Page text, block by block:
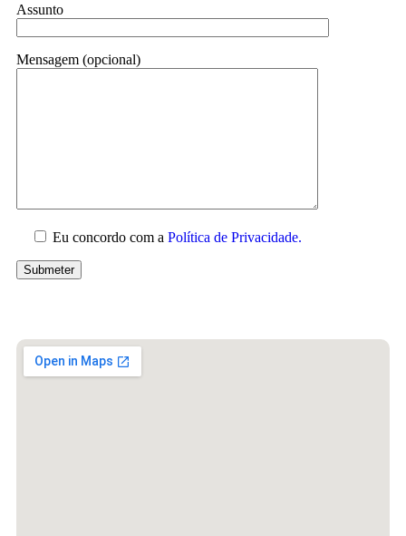
Assunto
Mensagem (opcional)
Eu concordo com a Política de Privacidade.